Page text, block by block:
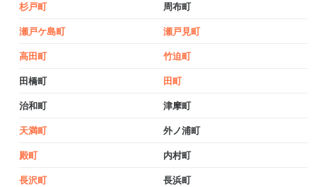
杉戸町 周布町
瀬戸ケ島町 瀬戸見町
高田町 竹迫町
田橋町 田町
治和町 津摩町
天満町 外ノ浦町
殿町 内村町
長沢町 長浜町